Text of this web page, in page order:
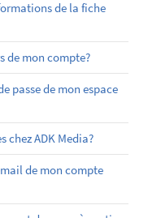
de la fiche
de mon compte?
passe de mon espace
chez ADK Media?
de mon compte